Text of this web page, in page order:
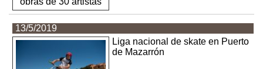
13/5/2019
Liga nacional de skate en Puerto
de Mazarrón